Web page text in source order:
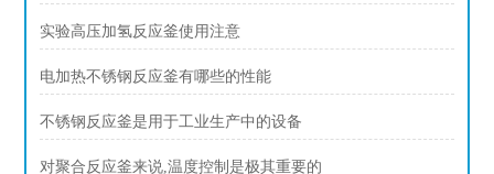
实验高压加氢反应釜使用注意
电加热不锈钢反应釜有哪些的性能
不锈钢反应釜是用于工业生产中的设备
对聚合反应釜来说,温度控制是极其重要的